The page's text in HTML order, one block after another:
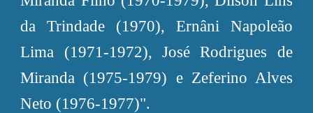
da Trindade (1970), Ernâni Napoleão
Lima (1971-1972), José Rodrigues de
Miranda (1975-1979) e Zeferino Alves
Neto (1976-1977)".